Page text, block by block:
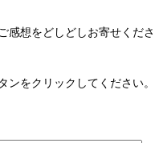
感想をどしどしお寄せくださ
ンをクリックしてください。